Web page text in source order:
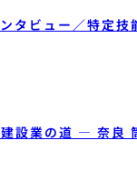
タビュー／特定技
設業の道 ― 奈良